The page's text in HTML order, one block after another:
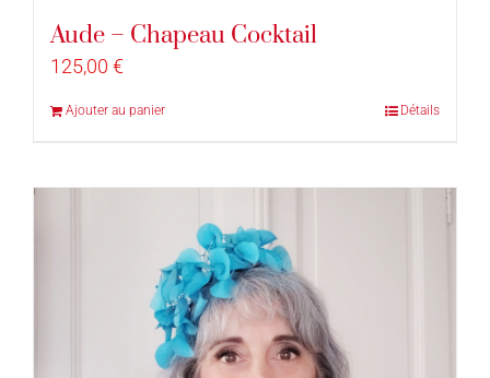
Aude – Chapeau Cocktail
125,00 €
Ajouter au panier Détails